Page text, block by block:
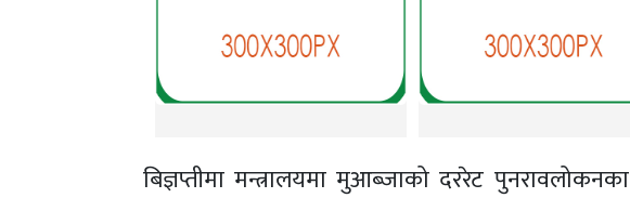
बिज्ञप्तीमा मन्त्रालयमा मुआब्जाको दररेट